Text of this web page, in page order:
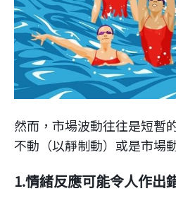
然而，市場波動往往是短暫
不動（以靜制動）或是市場
1.情緒反應可能令人作出